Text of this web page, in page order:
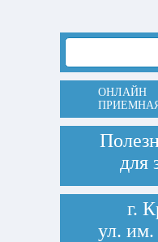
ОНЛАЙН
для
г.
ул.